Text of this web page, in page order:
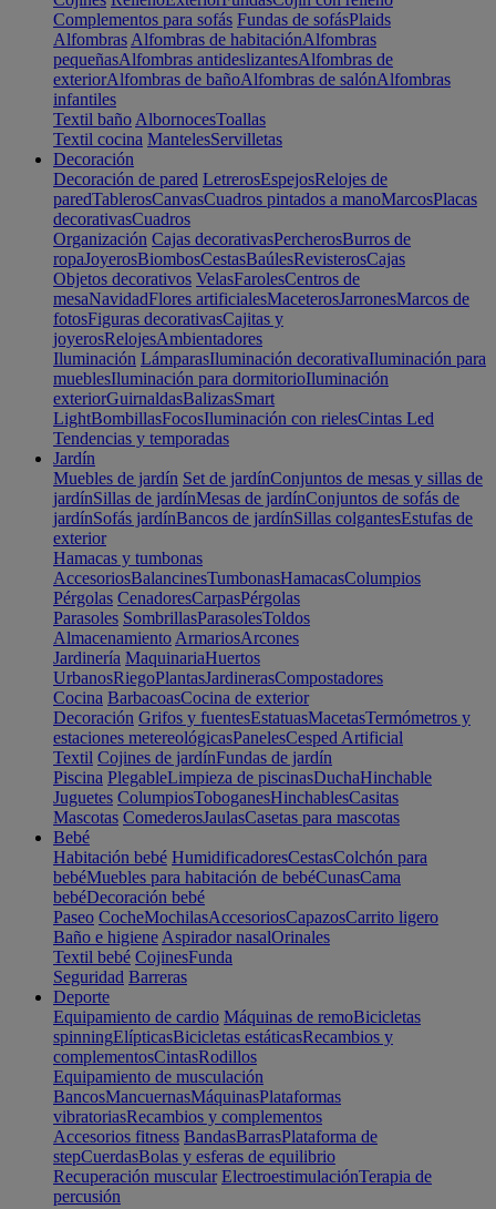
Complementos para sofás Fundas de sofásPlaids
Alfombras Alfombras de habitaciónAlfombras
pequeñasAlfombras antideslizantesAlfombras de
exteriorAlfombras de bañoAlfombras de salónAlfombras
infantiles
Textil baño AlbornocesToallas
Textil cocina MantelesServilletas
Decoración
Decoración de pared LetrerosEspejosRelojes de
paredTablerosCanvasCuadros pintados a manoMarcosPlacas
decorativasCuadros
Organización Cajas decorativasPercherosBurros de
ropaJoyerosBiombosCestasBaúlesRevisterosCajas
Objetos decorativos VelasFarolesCentros de
mesaNavidadFlores artificialesMaceterosJarronesMarcos de
fotosFiguras decorativasCajitas y
joyerosRelojesAmbientadores
Iluminación LámparasIluminación decorativaIluminación para
mueblesIluminación para dormitorioIluminación
exteriorGuirnaldasBalizasSmart
LightBombillasFocosIluminación con rielesCintas Led
Tendencias y temporadas
Jardín
Muebles de jardín Set de jardínConjuntos de mesas y sillas de
jardínSillas de jardínMesas de jardínConjuntos de sofás de
jardínSofás jardínBancos de jardínSillas colgantesEstufas de
exterior
Hamacas y tumbonas
AccesoriosBalancinesTumbonasHamacasColumpios
Pérgolas CenadoresCarpasPérgolas
Parasoles SombrillasParasolesToldos
Almacenamiento ArmariosArcones
Jardinería MaquinariaHuertos
UrbanosRiegoPlantasJardinerasCompostadores
Cocina BarbacoasCocina de exterior
Decoración Grifos y fuentesEstatuasMacetasTermómetros y
estaciones metereológicasPanelesCesped Artificial
Textil Cojines de jardínFundas de jardín
Piscina PlegableLimpieza de piscinasDuchaHinchable
Juguetes ColumpiosToboganesHinchablesCasitas
Mascotas ComederosJaulasCasetas para mascotas
Bebé
Habitación bebé HumidificadoresCestasColchón para
bebéMuebles para habitación de bebéCunasCama
bebéDecoración bebé
Paseo CocheMochilasAccesoriosCapazosCarrito ligero
Baño e higiene Aspirador nasalOrinales
Textil bebé CojinesFunda
Seguridad Barreras
Deporte
Equipamiento de cardio Máquinas de remoBicicletas
spinningElípticasBicicletas estáticasRecambios y
complementosCintasRodillos
Equipamiento de musculación
BancosMancuernasMáquinasPlataformas
vibratoriasRecambios y complementos
Accesorios fitness BandasBarrasPlataforma de
stepCuerdasBolas y esferas de equilibrio
Recuperación muscular ElectroestimulaciónTerapia de
percusión